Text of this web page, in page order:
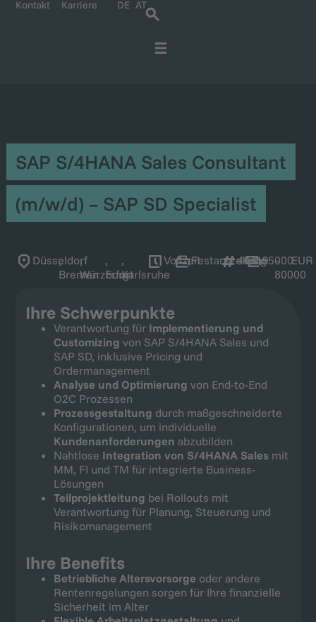
Kontakt Karriere DE AT
SAP S/4HANA Sales Consultant
(m/w/d) – SAP SD Specialist
Düsseldorf
,
Bremen
,
Würzburg
,
Erfurt
,
Karlsruhe
VollzeitFestanstellung
4641965000
–
80000
EUR
Ihre Schwerpunkte
Verantwortung fürImplementierung und
Customizing von SAP S/4HANA Sales und
SAP SD, inklusive Pricing und
Ordermanagement
Analyse und Optimierung von End-to-End
O2C Prozessen
Prozessgestaltung durch maßgeschneiderte
Konfigurationen, um individuelle
Kundenanforderungen abzubilden
Nahtlose Integration von S/4HANA Salesmit
MM, FI und TM für integrierte Business-
Lösungen
Teilprojektleitung bei Rollouts mit
Verantwortung für Planung, Steuerung und
Risikomanagement
Ihre Benefits
Betriebliche Altersvorsorge oder andere
Rentenregelungen sorgen für Ihre finanzielle
Sicherheit im Alter